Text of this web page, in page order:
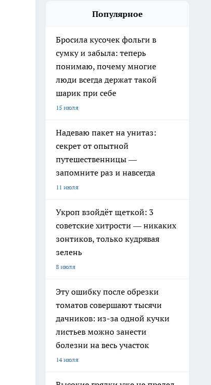
Популярное
Бросила кусочек фольги в
сумку и забыла: теперь
понимаю, почему многие
люди всегда держат такой
шарик при себе
15 июля
Надеваю пакет на унитаз:
секрет от опытной
путешественницы —
запомните раз и навсегда
11 июля
Укроп взойдёт щеткой: 3
советские хитрости — никаких
зонтиков, только кудрявая
зелень
8 июля
Эту ошибку после обрезки
томатов совершают тысячи
дачников: из-за одной кучки
листьев можно занести
болезни на весь участок
14 июля